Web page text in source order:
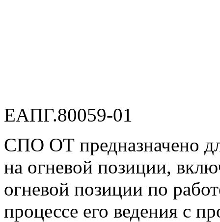
ЕАПГ.80059-01
СПО ОТ предназначено
на огневой позиции,
огневой позиции по
процессе его ведения с